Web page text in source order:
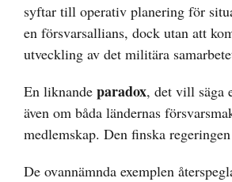
syftar till operativ planering för
en försvarsallians, dock utan att
utveckling av det militära
En liknande paradox, det vill säga
även om båda ländernas
medlemskap. Den finska
De ovannämnda exemplen